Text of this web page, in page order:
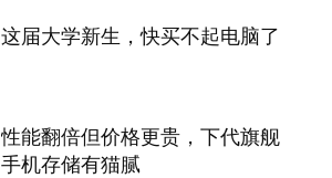
这届大学新生，快买不起电脑了
性能翻倍但价格更贵，下代旗舰
手机存储有猫腻